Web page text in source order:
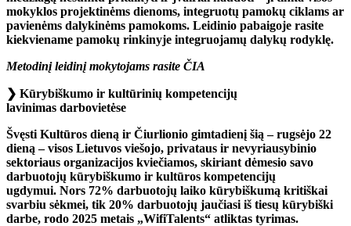
mokyklos projektinėms dienoms, integruotų pamokų ciklams ar
pavienėms dalykinėms pamokoms. Leidinio pabaigoje rasite
kiekviename pamokų rinkinyje integruojamų dalykų rodyklę.
Metodinį leidinį mokytojams rasite ČIA
❯ Kūrybiškumo ir kultūrinių kompetencijų
lavinimas darbovietėse
Švęsti Kultūros dieną ir Čiurlionio gimtadienį šią – rugsėjo 22
dieną – visos Lietuvos viešojo, privataus ir nevyriausybinio
sektoriaus organizacijos kviečiamos, skiriant dėmesio savo
darbuotojų kūrybiškumo ir kultūros kompetencijų
ugdymui. Nors 72% darbuotojų laiko kūrybiškumą kritiškai
svarbiu sėkmei, tik 20% darbuotojų jaučiasi iš tiesų kūrybiški
darbe, rodo 2025 metais „WifiTalents“ atliktas tyrimas.